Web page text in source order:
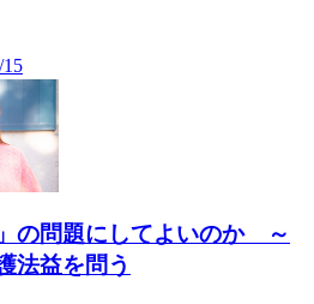
15
の問題にしてよいのか ～
法益を問う